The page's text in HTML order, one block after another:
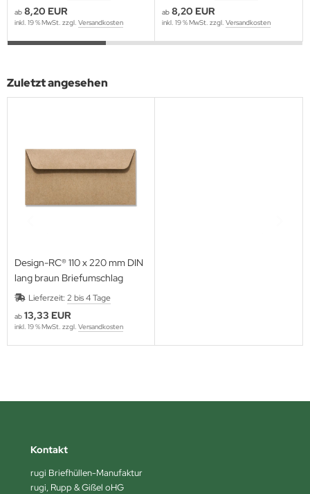
ab 8,20 EUR
inkl. 19 % MwSt. zzgl. Versandkosten
ab 8,20 EUR
inkl. 19 % MwSt. zzgl. Versandkosten
Zuletzt angesehen
Design-RC® 110 x 220 mm DIN
lang braun Briefumschlag
Lieferzeit: 2 bis 4 Tage
ab 13,33 EUR
inkl. 19 % MwSt. zzgl. Versandkosten
Kontakt
rugi Briefhüllen-Manufaktur
rugi, Rupp & Gißel oHG